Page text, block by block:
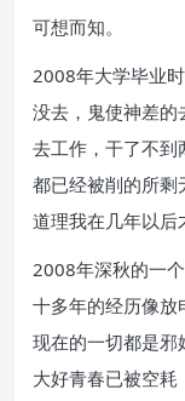
可想而知。
2008年大学毕业
没去，鬼使神差的
去工作，干了不到
都已经被削的所剩
道理我在几年以后
2008年深秋的一
十多年的经历像放
现在的一切都是邪
大好青春已被空